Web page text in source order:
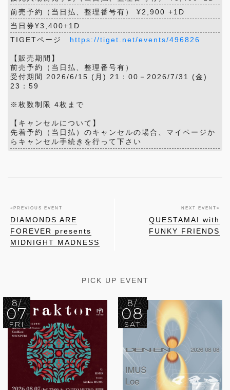
前売予約（当日払、整理番号有） ¥2,900 +1D
当日券¥3,400+1D
TIGETページ https://tiget.net/events/496826
【販売期間】
前売予約（当日払、整理番号有）
受付期間 2026/6/15 (月) 21：00－2026/7/31 (金)
23：59
※枚数制限 4枚まで
【キャンセルについて】
先着予約（当日払）のキャンセルの場合、マイページか
らキャンセル手続きを行って下さい
« PREVIOUS EVENT
DIAMONDS ARE
FOREVER presents
MIDNIGHT MADNESS
NEXT EVENT »
QUESTAMAI with
FUNKY FRIENDS
PICK UP EVENT
8/
07
FRI
8/
08
SAT